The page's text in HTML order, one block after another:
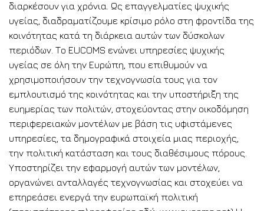
διαρκέσουν για χρόνια. Ως επαγγελματίες ψυχικής
υγείας, διαδραματίζουμε κρίσιμο ρόλο στη φροντίδα της
κοινότητας κατά τη διάρκεια αυτών των δύσκολων
περιόδων. Το EUCOMS ενώνει υπηρεσίες ψυχικής
υγείας σε όλη την Ευρώπη, που επιθυμούν να
χρησιμοποιήσουν την τεχνογνωσία τους για τον
εμπλουτισμό της κοινότητας και την υποστήριξη της
ευημερίας των πολιτών, στοχεύοντας στην οικοδόμηση
περιφερειακών μοντέλων με βάση τις υφιστάμενες
υπηρεσίες, τα δημογραφικά στοιχεία μιας περιοχής,
την πολιτική κατάσταση και τους διαθέσιμους πόρους.
Υποστηρίζει την εφαρμογή αυτών των μοντέλων,
οργανώνει ανταλλαγές τεχνογνωσίας και στοχεύει να
επηρεάσει ενεργά την ευρωπαϊκή πολιτική